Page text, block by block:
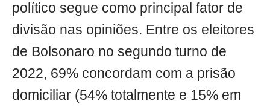
político segue como principal fator de
divisão nas opiniões. Entre os eleitores
de Bolsonaro no segundo turno de
2022, 69% concordam com a prisão
domiciliar (54% totalmente e 15% em